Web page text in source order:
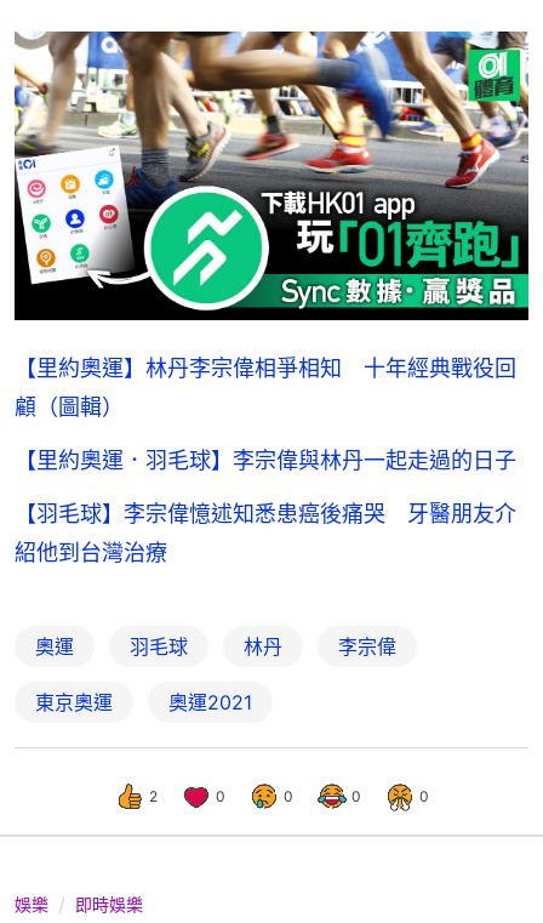
【里約奧運】林丹李宗偉相爭相知 十年經典戰役回
顧（圖輯）
【里約奧運．羽毛球】李宗偉與林丹一起走過的日子
【羽毛球】李宗偉憶述知悉患癌後痛哭 牙醫朋友介
紹他到台灣治療
奧運 羽毛球 林丹 李宗偉
東京奧運 奧運2021
2 0 0 0 0
娛樂 即時娛樂